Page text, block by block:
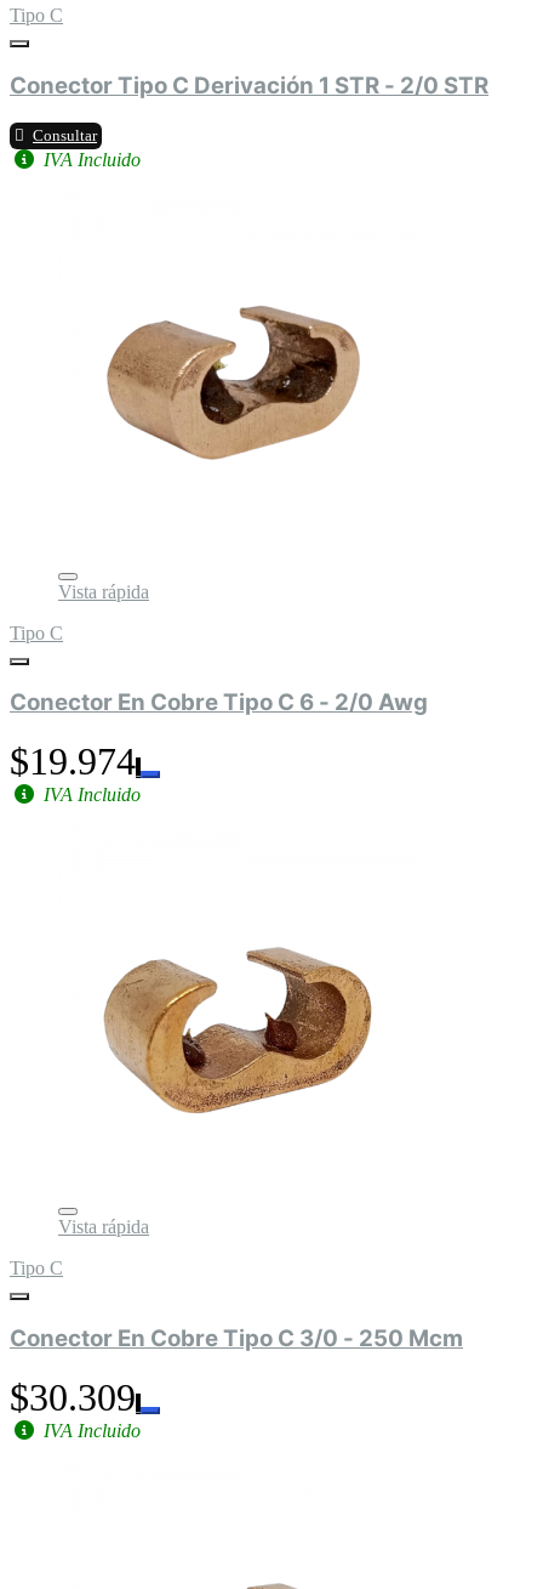
Tipo C
Conector Tipo C Derivación 1 STR - 2/0 STR
Consultar
IVA Incluido
Vista rápida
Tipo C
Conector En Cobre Tipo C 6 - 2/0 Awg
$19.974
IVA Incluido
Vista rápida
Tipo C
Conector En Cobre Tipo C 3/0 - 250 Mcm
$30.309
IVA Incluido